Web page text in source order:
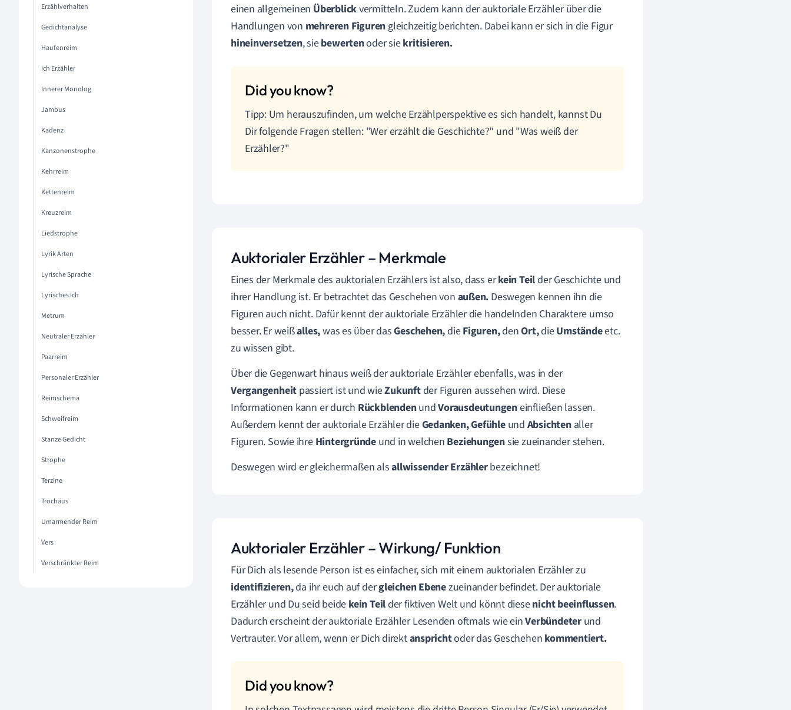
Erzählverhalten
Gedichtanalyse
Haufenreim
Ich Erzähler
Innerer Monolog
Jambus
Kadenz
Kanzonenstrophe
Kehrreim
Kettenreim
Kreuzreim
Liedstrophe
Lyrik Arten
Lyrische Sprache
Lyrisches Ich
Metrum
Neutraler Erzähler
Paarreim
Personaler Erzähler
Reimschema
Schweifreim
Stanze Gedicht
Strophe
Terzine
Trochäus
Umarmender Reim
Vers
Verschränkter Reim
einen allgemeinen Überblickvermitteln. Zudem kann der auktoriale Erzähler über die
Handlungen von mehreren Figurengleichzeitig berichten. Dabei kann er sich in die Figur
hineinversetzen, siebewertenoder siekritisieren.
Tipp: Um herauszufinden, um welche Erzählperspektive es sich handelt, kannst Du
Dir folgende Fragen stellen: "Wer erzählt die Geschichte?" und "Was weiß der
Erzähler?"
Auktorialer Erzähler – Merkmale
Eines der Merkmale des auktorialen Erzählers ist also, dass erkein Teilder Geschichte und
ihrer Handlung ist. Er betrachtet das Geschehen von außen. Deswegen kennen ihn die
Figuren auch nicht. Dafür kennt der auktoriale Erzähler die handelnden Charaktere umso
besser. Er weißalles,was es über dasGeschehen,dieFiguren,denOrt,dieUmständeetc.
zu wissen gibt.
Über die Gegenwart hinaus weiß der auktoriale Erzähler ebenfalls, was in der
Vergangenheit passiert ist und wieZukunftder Figuren aussehen wird. Diese
Informationen kann er durch RückblendenundVorausdeutungeneinfließen lassen.
Außerdem kennt der auktoriale Erzähler dieGedanken, Gefühle und Absichten aller
Figuren. Sowie ihre Hintergründeund in welchen Beziehungensie zueinander stehen.
Deswegen wird er gleichermaßen alsallwissender Erzählerbezeichnet!
Auktorialer Erzähler – Wirkung/ Funktion
Für Dich als lesende Person ist es einfacher, sich mit einem auktorialen Erzähler zu
identifizieren,da ihr euch auf dergleichen Ebenezueinander befindet. Der auktoriale
Erzähler und Du seid beide kein Teilder fiktiven Welt und könnt diesenicht beeinflussen.
Dadurch erscheint der auktoriale Erzähler Lesenden oftmals wie einVerbündeterund
Vertrauter. Vor allem, wenn er Dich direktansprichtoder das Geschehen kommentiert.